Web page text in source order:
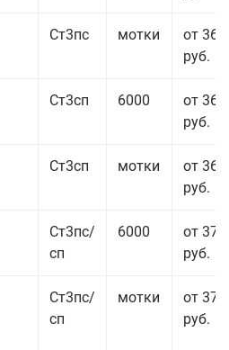
Ст3пс мотки
от 36
руб.
Ст3сп 6000
от 36
руб.
Ст3сп мотки
от 36
руб.
Ст3пс/
сп
6000
от 37
руб.
Ст3пс/
сп
мотки
от 37
руб.